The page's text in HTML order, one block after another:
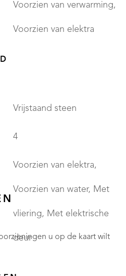
Voorzien van verwarming,
Voorzien van elektra
Vrijstaand steen
4
Voorzien van elektra,
Voorzien van water, Met
vliering, Met elektrische
deur u op de kaart wilt